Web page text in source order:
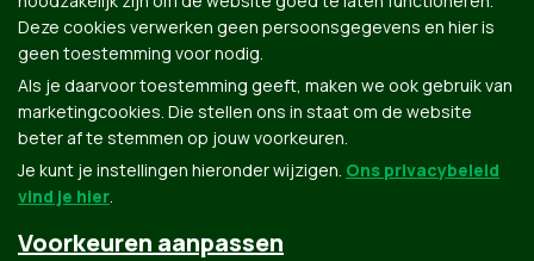
Groen.be
Deze cookies verwerken geen persoonsgegevens en hier is
geen toestemming voor nodig.
Als je daarvoor toestemming geeft, maken we ook gebruik van
marketingcookies. Die stellen ons in staat om de website
beter af te stemmen op jouw voorkeuren.
Je kunt je instellingen hieronder wijzigen. Ons privacybeleid
vind je hier.
Voorkeuren aanpassen